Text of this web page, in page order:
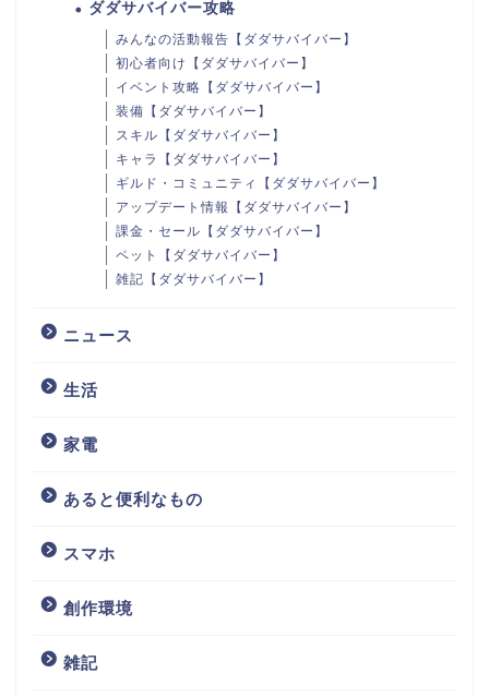
ダダサバイバー攻略
みんなの活動報告【ダダサバイバー】
初心者向け【ダダサバイバー】
イベント攻略【ダダサバイバー】
装備【ダダサバイバー】
スキル【ダダサバイバー】
キャラ【ダダサバイバー】
ギルド・コミュニティ【ダダサバイバー】
アップデート情報【ダダサバイバー】
課金・セール【ダダサバイバー】
ペット【ダダサバイバー】
雑記【ダダサバイバー】
ニュース
生活
家電
あると便利なもの
スマホ
創作環境
雑記